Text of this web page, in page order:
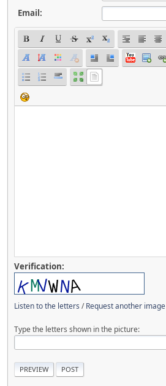
Email:
Verification:
Listen to the letters /Request another image
Type the letters shown in the picture: